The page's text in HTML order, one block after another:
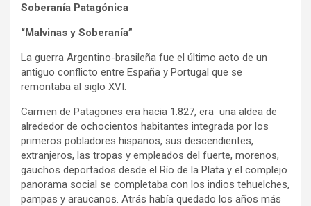
Soberanía Patagónica
“Malvinas y Soberanía”
La guerra Argentino-brasileña fue el último acto de un
antiguo conflicto entre España y Portugal que se
remontaba al siglo XVI.
Carmen de Patagones era hacia 1.827, era una aldea de
alrededor de ochocientos habitantes integrada por los
primeros pobladores hispanos, sus descendientes,
extranjeros, las tropas y empleados del fuerte, morenos,
gauchos deportados desde el Río de la Plata y el complejo
panorama social se completaba con los indios tehuelches,
pampas y araucanos. Atrás había quedado los años más